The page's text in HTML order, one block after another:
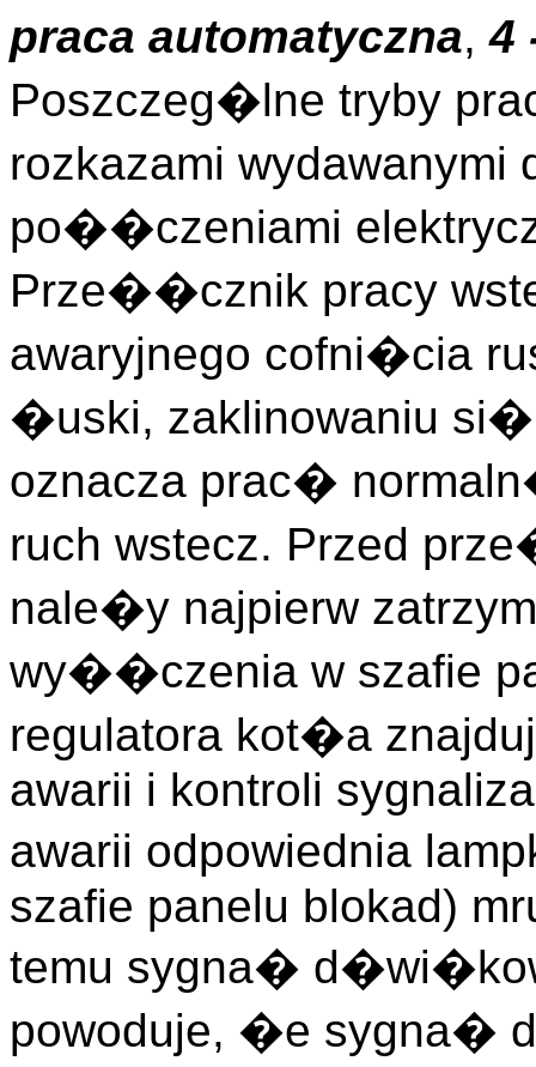
praca automatyczna,4
Poszczeg�lne tryby
rozkazami
po��czeniami
Prze��cznik pracy
awaryjnego cofni�cia
�uski, zaklinowaniu
oznacza prac�
ruch wstecz. Przed
nale�y najpierw
wy��czenia w szafie
regulatora kot�a
awarii i kontroli
awarii odpowiednia
szafie panelu blokad)
temu sygna�
powoduje, �e sygna�